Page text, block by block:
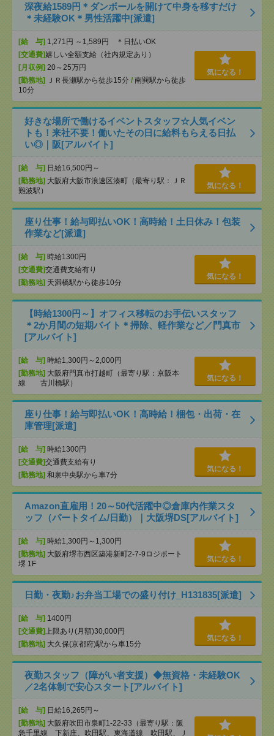
深夜給1589円＊ダンボールを開けて中身を移すだけ
＊未経験OK＊男性活躍中[派遣]
[給 与] 1,271円 ～1,589円 ＊日払いOK
[交通費]嬉しい全額支給（社内規定あり）
[月収例] 20～25万円
[勤務地]
ＪＲ長瀬駅から徒歩15分 / 南巽駅から徒歩
10分
気になる！
好きな場所で働けるイベントスタッフ☆人気イベン
トも！来社不要！働いたその日に給料もらえる日払
い◎｜阪[アルバイト]
[給 与] 日給16,500円～
[勤務地] 大阪府大阪市浪速区湊町（最寄り駅：ＪＲ
難波駅）
気になる！
座り仕事！給与即払いOK！高時給！土日休み！包装
作業など[派遣]
[給 与] 時給1300円
[交通費]交通費支給有り
[勤務地] 天満橋駅から徒歩10分
気になる！
【時給1300円～】オフィス移転のお手伝いスタッフ
＊2か月間の短期バイト＊掃除、軽作業など／門真市
[アルバイト]
[給 与] 時給1,300円～2,000円
[勤務地] 大阪府門真市打越町（最寄り駅：京阪本
線 古川橋駅）
気になる！
座り仕事！給与即払いOK！高時給！梱包・出荷・在
庫管理[派遣]
[給 与] 時給1300円
[交通費]交通費支給有り
[勤務地] 和泉中央駅から車7分
気になる！
Amazon直雇用！20～50代活躍中◎倉庫内作業スタ
ッフ（パートタイム/日勤）｜大阪堺DS[アルバイト]
[給 与] 時給1,300円～1,300円
[勤務地] 大阪府堺市西区築港新町2-7-9ロジポート
堺 1F
気になる！
日勤・夜勤♪お弁当工場での盛り付け_H131835[派遣]
[給 与] 1400円
[交通費] 上限あり(月額)30,000円
[勤務地] 大久保(京都府)駅から車15分
気になる！
夜勤スタッフ（障がい者支援）◆無資格・未経験OK
／2名体制で安心スタート[アルバイト]
[給 与] 日給16,265円～
[勤務地] 大阪府吹田市泉町1-22-33（最寄り駅：阪
急千里線 下新庄、吹田駅、東海道線 吹田駅、Ｊ